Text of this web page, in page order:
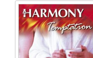
Calendario